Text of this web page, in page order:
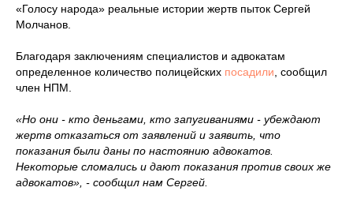
«Голосу народа» реальные истории жертв пыток Сергей
Молчанов.
Благодаря заключениям специалистов и адвокатам
определенное количество полицейских посадили , сообщил
член НПМ.
«Но они - кто деньгами, кто запугиваниями - убеждают
жертв отказаться от заявлений и заявить, что
показания были даны по настоянию адвокатов.
Некоторые сломались и дают показания против своих же
адвокатов», - сообщил нам Сергей.